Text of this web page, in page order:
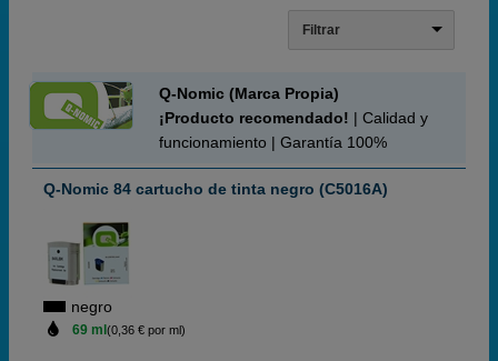
Filtrar
Q-Nomic (Marca Propia)
¡Producto recomendado! | Calidad y
funcionamiento | Garantía 100%
Q-Nomic 84 cartucho de tinta negro (C5016A)
negro
69 ml (0,36 € por ml)